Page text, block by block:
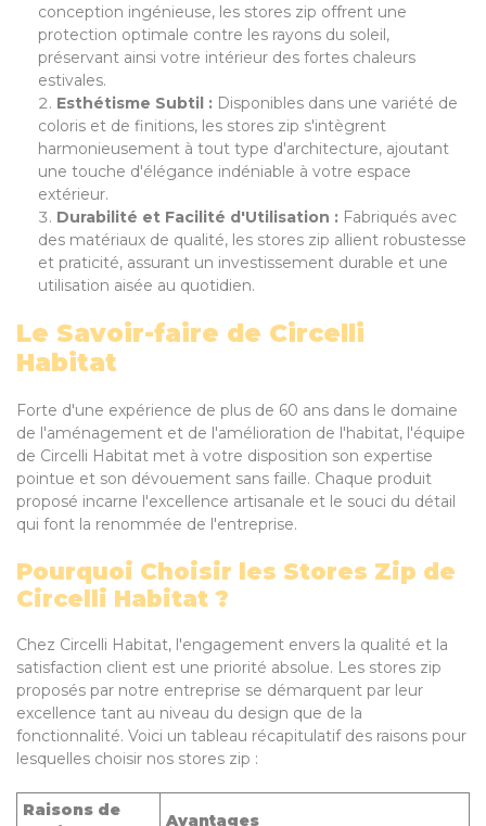
conception ingénieuse, les stores zip offrent une
protection optimale contre les rayons du soleil,
préservant ainsi votre intérieur des fortes chaleurs
estivales.
Esthétisme Subtil : Disponibles dans une variété de
coloris et de finitions, les stores zip s'intègrent
harmonieusement à tout type d'architecture, ajoutant
une touche d'élégance indéniable à votre espace
extérieur.
Durabilité et Facilité d'Utilisation : Fabriqués avec
des matériaux de qualité, les stores zip allient robustesse
et praticité, assurant un investissement durable et une
utilisation aisée au quotidien.
Le Savoir-faire de Circelli
Habitat
Forte d'une expérience de plus de 60 ans dans le domaine
de l'aménagement et de l'amélioration de l'habitat, l'équipe
de Circelli Habitat met à votre disposition son expertise
pointue et son dévouement sans faille. Chaque produit
proposé incarne l'excellence artisanale et le souci du détail
qui font la renommée de l'entreprise.
Pourquoi Choisir les Stores Zip de
Circelli Habitat ?
Chez Circelli Habitat, l'engagement envers la qualité et la
satisfaction client est une priorité absolue. Les stores zip
proposés par notre entreprise se démarquent par leur
excellence tant au niveau du design que de la
fonctionnalité. Voici un tableau récapitulatif des raisons pour
lesquelles choisir nos stores zip :
Raisons de
Avantages